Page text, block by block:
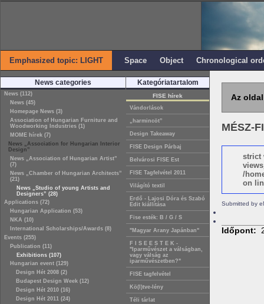
Emphasized topic: LIGHT Space Object Chronological
News categories
News (112)
News (45)
Homepage News (3)
Association of Hungarian Furniture and
Woodworking Industries (1)
MOME hírek (7)
News „Association for Hungarian Interior
Design”
News „Association of Hungarian Artist”
(7)
News „Chamber of Hungarian Architects”
(21)
News „Studio of young Artists and
Designers” (28)
Applications (72)
Hungarian Application (53)
NKA (10)
International Scholarships/Awards (8)
Events (255)
Publication (11)
Exhibitions (107)
Hungarian event (129)
Design Hét 2008 (2)
Budapest Design Week (12)
Design Hét 2010 (16)
Design Hét 2011 (24)
Kategóriatartalom
FISE hírek
Vándorlások
„harmincöt”
Design Takeaway
FISE Design Párbaj
Belvárosi FISE Est
FISE Tagfelvétel 2011
Világító textil
Erdő - Lajosi Dóra és Szabó
Edit kiállítása
Fise esték: B / G / S
"Magyar Arany Japánban"
F I S E E S T E K -
"Iparművészet a válságban,
vagy válság az
iparművészetben?"
FISE tagfelvétel
Kö(l)tve-lény
Téli tárlat
Az
MÉSZ-
strict
/
on
Submitted by
Időpont: